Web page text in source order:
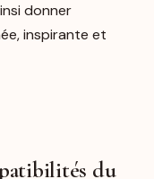
donner
inspirante et
du